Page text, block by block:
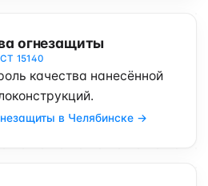
огнезащиты
15140
качества нанесённой
в Челябинске →